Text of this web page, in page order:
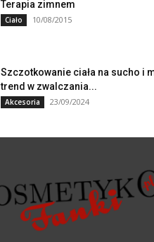
Terapia zimnem
Ciało 10/08/2015
Szczotkowanie ciała na sucho i
trend w zwalczania...
Akcesoria 23/09/2024